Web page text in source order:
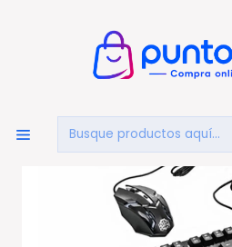
Inicio PUNTO GAMER
Kit Gamer Teclado Y Mouse
- Ps